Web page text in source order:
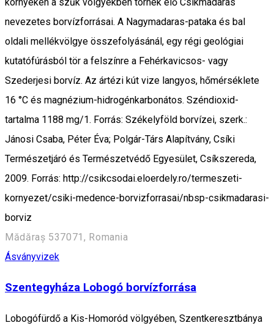
nevezetes borvízforrásai. A Nagymadaras-pataka és bal
oldali mellékvölgye összefolyásánál, egy régi geológiai
kutatófúrásból tör a felszínre a Fehér­kavicsos- vagy
Szederjesi borvíz. Az ártézi kút vize langyos, hőmérséklete
16 °C és magnézium-hidrogénkarbonátos. Széndioxid-
tartalma 1188 mg/1. Forrás: Székelyföld borvízei, szerk.:
Jánosi Csaba, Péter Éva; Polgár-Társ Alapítvány, Csíki
Természetjáró és Természetvédő Egyesület, Csíkszereda,
2009. Forrás: http://csikcsodai.eloerdely.ro/termeszeti-
kornyezet/csiki-medence-borvizforrasai/nbsp-csikmadarasi-
borviz
Mădăraș 537071, Romania
Ásványvizek
Szentegyháza Lobogó borvízforrása
Lobogófürdő a Kis-Homoród völgyében, Szentkeresztbánya